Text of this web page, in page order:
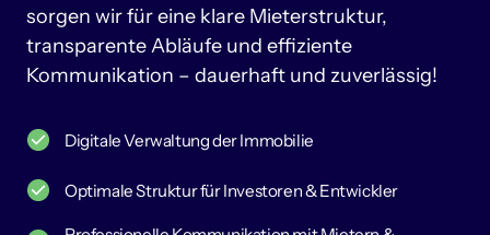
sorgen wir für eine klare
transparente Abläufe und
Kommunikation – dauerhaft und zuverlässig!
Digitale Verwaltung der Immobilie
Optimale Struktur für Investoren & Entwickler